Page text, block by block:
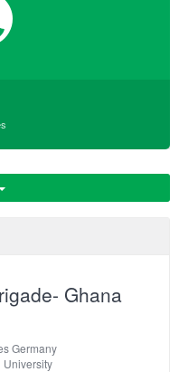
Ghana
Germany
University